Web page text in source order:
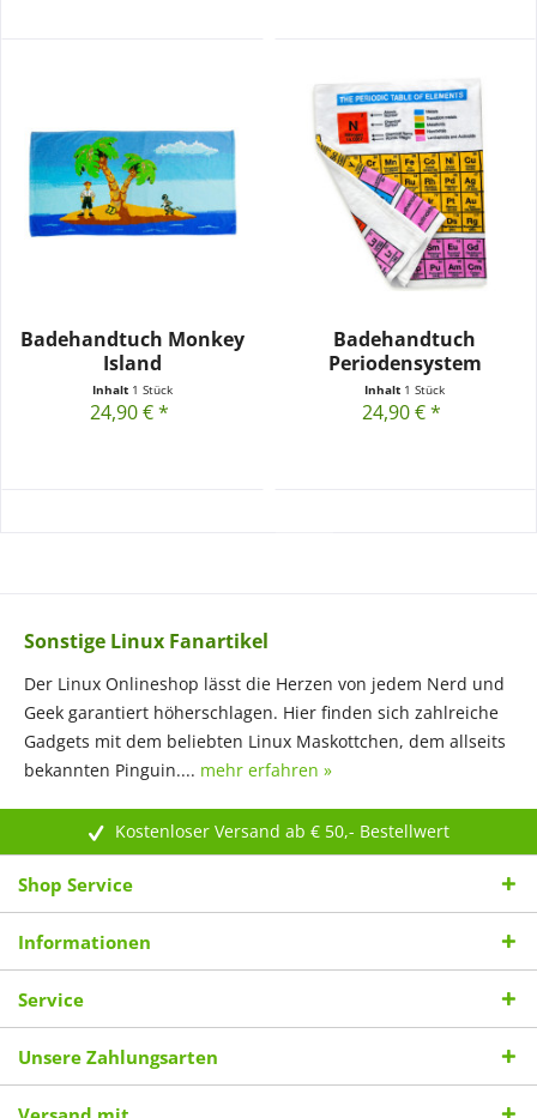
Badehandtuch Monkey
Island
Inhalt 1 Stück
24,90 € *
Badehandtuch
Periodensystem
Inhalt 1 Stück
24,90 € *
Sonstige Linux Fanartikel
Der Linux Onlineshop lässt die Herzen von jedem Nerd und
Geek garantiert höherschlagen. Hier finden sich zahlreiche
Gadgets mit dem beliebten Linux Maskottchen, dem allseits
bekannten Pinguin.... mehr erfahren »
Kostenloser Versand ab € 50,- Bestellwert
Shop Service
Informationen
Service
Unsere Zahlungsarten